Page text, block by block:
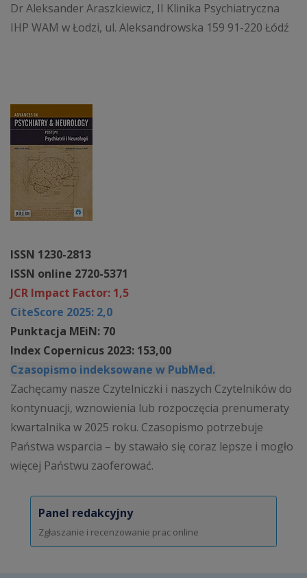
ISSN 1230-2813
ISSN online 2720-5371
JCR Impact Factor: 1,5
CiteScore 2025: 2,0
Punktacja MEiN: 70
Index Copernicus 2023: 153,00
Czasopismo indeksowane w PubMed.
Zachęcamy nasze Czytelniczki i naszych Czytelników do
kontynuacji, wznowienia lub rozpoczęcia prenumeraty
kwartalnika w 2025 roku. Czasopismo potrzebuje
Państwa wsparcia – by stawało się coraz lepsze i mogło
więcej Państwu zaoferować.
Panel redakcyjny
Zgłaszanie i recenzowanie prac online
Dr Aleksander Araszkiewicz, II Klinika Psychiatryczna
IHP WAM w Łodzi, ul. Aleksandrowska 159 91-220 Łódź